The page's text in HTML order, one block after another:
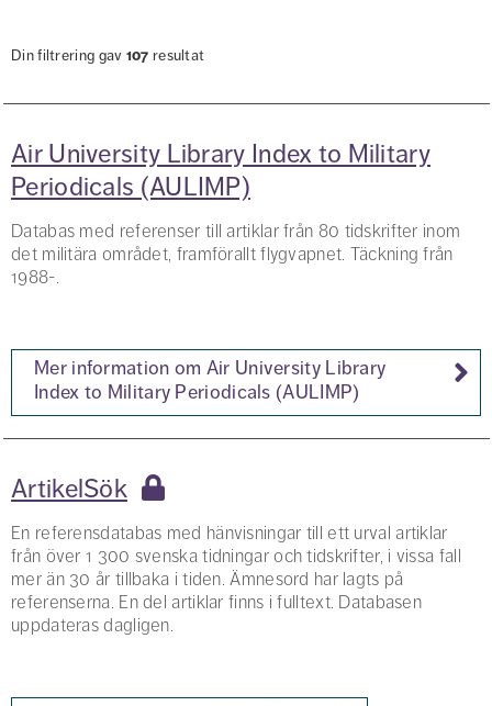
Din filtrering gav 107 resultat
Air University Library Index to Military
Periodicals (AULIMP)
Databas med referenser till artiklar från 80 tidskrifter inom
det militära området, framförallt flygvapnet. Täckning från
1988-.
Mer information om Air University Library
Index to Military Periodicals (AULIMP)
ArtikelSök
En referensdatabas med hänvisningar till ett urval artiklar
från över 1 300 svenska tidningar och tidskrifter, i vissa fall
mer än 30 år tillbaka i tiden. Ämnesord har lagts på
referenserna. En del artiklar finns i fulltext. Databasen
uppdateras dagligen.